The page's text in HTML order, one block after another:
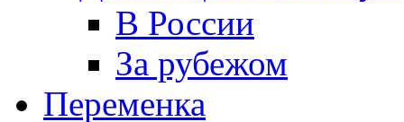
В России
За рубежом
Переменка